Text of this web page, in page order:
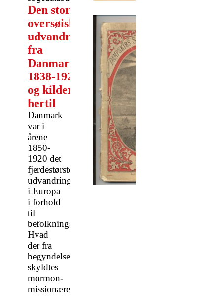
Den store
oversøiske
udvandring
fra
Danmark
1838-1920
og kilderne
hertil
Danmark
var i
årene
1850-
1920 det
fjerdestørste
udvandringsland
i Europa
i forhold
til
befolkningstallet.
Hvad
der fra
begyndelsen
skyldtes
mormon-
missionærernes